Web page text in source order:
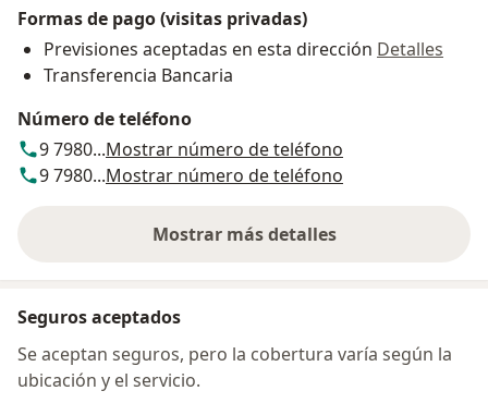
Formas de pago (visitas privadas)
Previsiones aceptadas en esta dirección Detalles
Transferencia Bancaria
Número de teléfono
9 7980...Mostrar número de teléfono
9 7980...Mostrar número de teléfono
Mostrar más detalles
sobre la dirección
Seguros aceptados
Se aceptan seguros, pero la cobertura varía según la
ubicación y el servicio.